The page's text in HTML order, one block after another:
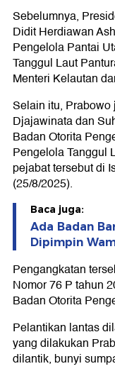
Sebelumnya,
Didit Herdiawan
Pengelola Pantai
Tanggul Laut
Menteri Kelautan
Selain itu,
Djajawinata dan
Badan Otorita
Pengelola Tanggul
pejabat tersebut di
(25/8/2025).
Baca juga:
Ada Badan
Dipimpin
Pengangkatan
Nomor 76 P tahun
Badan Otorita
Pelantikan lantas
yang dilakukan
dilantik, bunyi